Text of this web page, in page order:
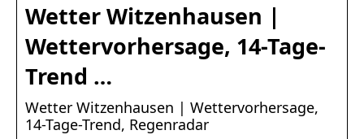
Wetter Witzenhausen |
Wettervorhersage, 14-Tage-
Trend …
Wetter Witzenhausen | Wettervorhersage,
14-Tage-Trend, Regenradar